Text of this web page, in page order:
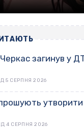
загинув у
5 СЕРПНЯ 2026
4 СЕРПНЯ 2026